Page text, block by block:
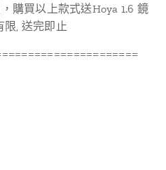
購買以上款式送Hoya 1.6 鏡
限, 送完即止